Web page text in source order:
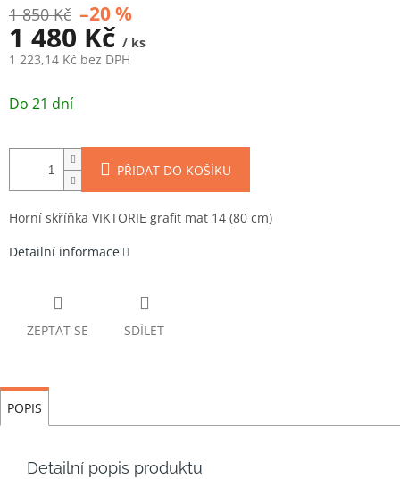
1 850 Kč –20 %
1 480 Kč / ks
1 223,14 Kč bez DPH
cena:
Do 21 dní
PŘIDAT DO KOŠÍKU
Horní skříňka VIKTORIE grafit mat 14 (80 cm)
Detailní informace
ZEPTAT SE SDÍLET
POPIS
Detailní popis produktu